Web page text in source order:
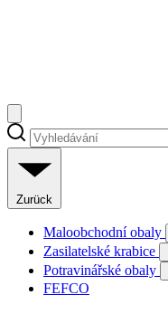
Zurück
Maloobchodní obaly
Zasilatelské krabice
Potravinářské obaly
FEFCO